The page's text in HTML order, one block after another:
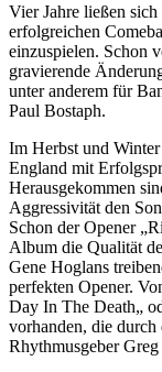
Vier Jahre ließen
erfolgreichen
einzuspielen. Schon
gravierende
unter anderem für
Paul Bostaph.
Im Herbst und
England mit
Herausgekommen
Aggressivität den
Schon der Opener
Album die Qualität
Gene Hoglans
perfekten Opener.
Day In The Death„
vorhanden, die durch
Rhythmusgeber